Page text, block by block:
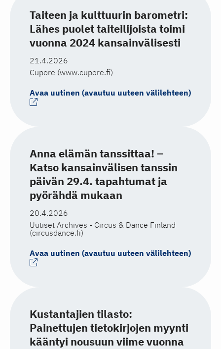
Taiteen ja kulttuurin barometri:
Lähes puolet taiteilijoista toimi
vuonna 2024 kansainvälisesti
21.4.2026
Cupore (www.cupore.fi)
Avaa uutinen (avautuu uuteen välilehteen)
Anna elämän tanssittaa! –
Katso kansainvälisen tanssin
päivän 29.4. tapahtumat ja
pyörähdä mukaan
20.4.2026
Uutiset Archives - Circus & Dance Finland
(circusdance.fi)
Avaa uutinen (avautuu uuteen välilehteen)
Kustantajien tilasto:
Painettujen tietokirjojen myynti
kääntyi nousuun viime vuonna